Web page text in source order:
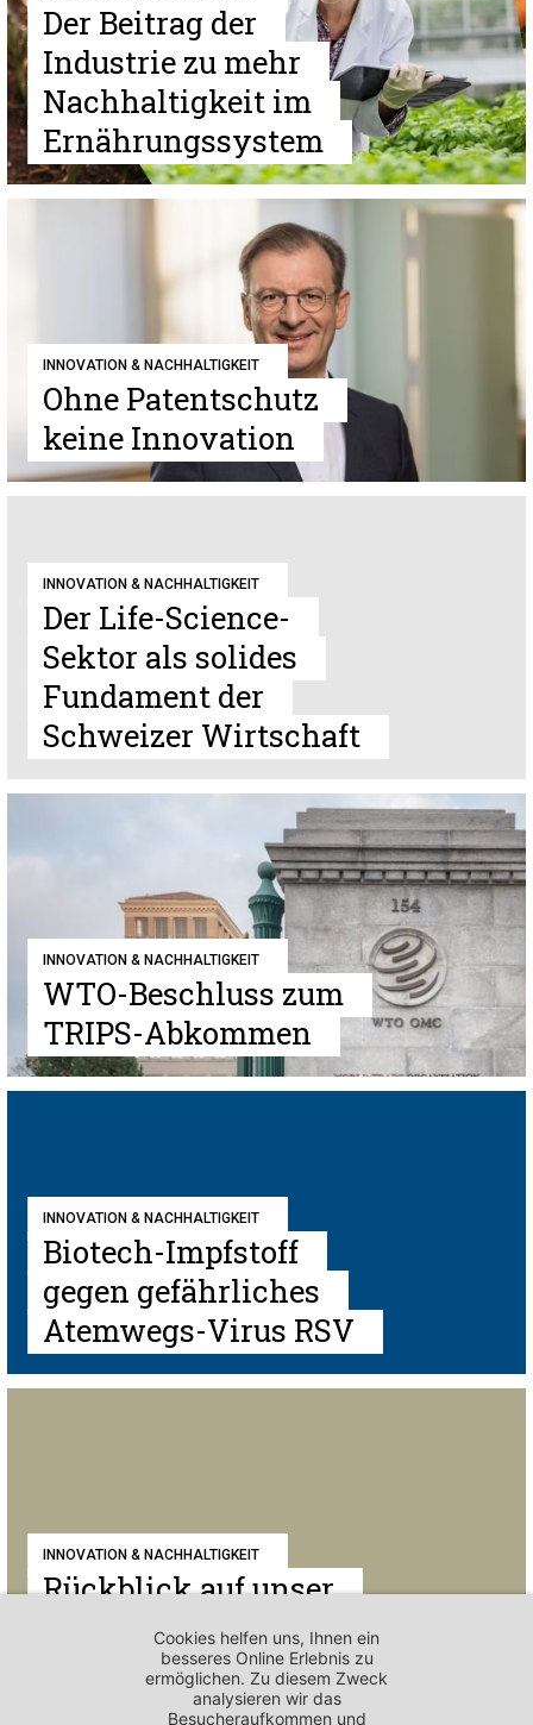
Der Beitrag der
Industrie zu mehr
Nachhaltigkeit im
Ernährungssystem
INNOVATION & NACHHALTIGKEIT
Ohne Patentschutz
keine Innovation
INNOVATION & NACHHALTIGKEIT
Der Life-Science-
Sektor als solides
Fundament der
Schweizer Wirtschaft
INNOVATION & NACHHALTIGKEIT
WTO-Beschluss zum
TRIPS-Abkommen
INNOVATION & NACHHALTIGKEIT
Biotech-Impfstoff
gegen gefährliches
Atemwegs-Virus RSV
INNOVATION & NACHHALTIGKEIT
Rückblick auf unser
140-Jahr-Jubiläum